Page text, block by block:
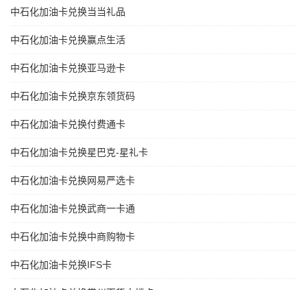
中石化加油卡兑换当当礼品
中石化加油卡兑换赢点生活
中石化加油卡兑换亚马逊卡
中石化加油卡兑换京东领货码
中石化加油卡兑换付费通卡
中石化加油卡兑换星巴克-星礼卡
中石化加油卡兑换网易严选卡
中石化加油卡兑换武商一卡通
中石化加油卡兑换中商购物卡
中石化加油卡兑换IFS卡